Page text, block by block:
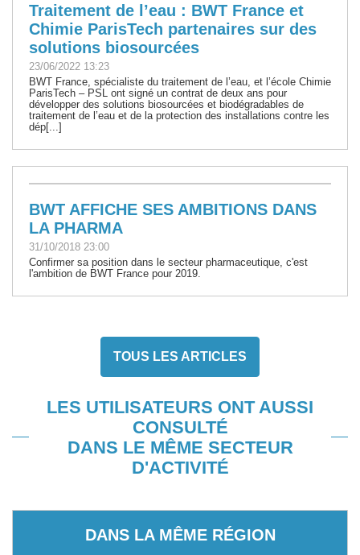
Traitement de l’eau : BWT France et
Chimie ParisTech partenaires sur des
solutions biosourcées
23/06/2022 13:23
BWT France, spécialiste du traitement de l’eau, et l’école Chimie
ParisTech – PSL ont signé un contrat de deux ans pour
développer des solutions biosourcées et biodégradables de
traitement de l’eau et de la protection des installations contre les
dép[...]
BWT AFFICHE SES AMBITIONS DANS
LA PHARMA
31/10/2018 23:00
Confirmer sa position dans le secteur pharmaceutique, c'est
l'ambition de BWT France pour 2019.
TOUS LES ARTICLES
LES UTILISATEURS ONT AUSSI
CONSULTÉ
DANS LE MÊME SECTEUR
D'ACTIVITÉ
DANS LA MÊME RÉGION